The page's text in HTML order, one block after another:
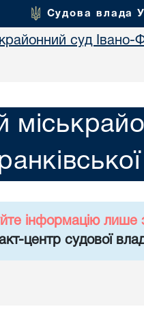
Судова влада
суд Івано-
інформацію лише
центр судової